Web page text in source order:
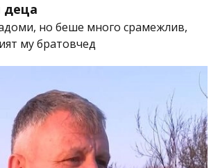
деца
но беше много срамежлив,
му братовчед